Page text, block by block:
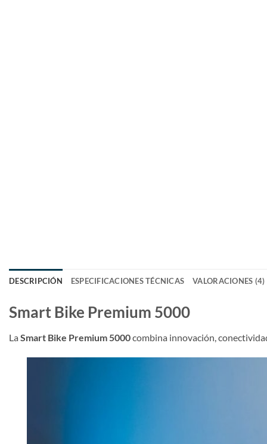
DESCRIPCIÓN ESPECIFICACIONES TÉCNICAS VALORACIONES (4)
Smart Bike Premium 5000
La Smart Bike Premium 5000combina innovación,